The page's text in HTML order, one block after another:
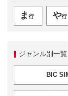
ま 行 や行
ジャンル別一覧
BIC